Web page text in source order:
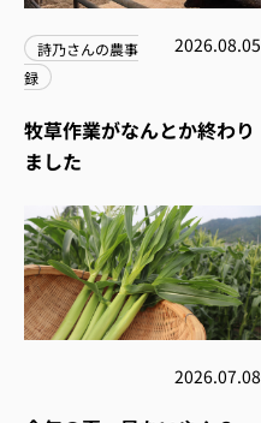
詩乃さんの農事
録
2026.08.05
牧草作業がなんとか終わり
ました
2026.07.08